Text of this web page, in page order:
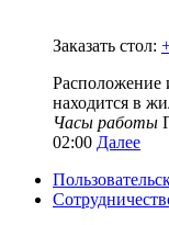
Заказать стол:
Расположение
находится в
Часы работы
02:00 Далее